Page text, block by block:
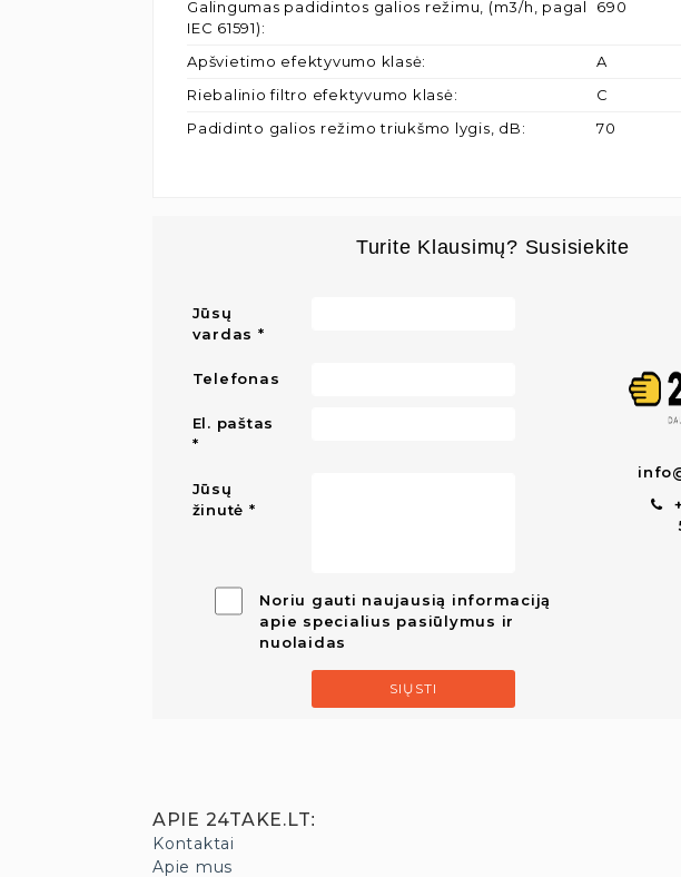
Galingumas padidintos galios režimu, (m3/h, pagal
IEC 61591):
690
Apšvietimo efektyvumo klasė:
A
Riebalinio filtro efektyvumo klasė:
C
Padidinto galios režimo triukšmo lygis, dB: 70
Turite Klausimų? Susisiekite
Jūsų
vardas
Telefonas
El. paštas
Jūsų
žinutė
Noriu gauti naujausią informaciją
apie specialius pasiūlymus ir
nuolaidas
SIŲSTI
APIE 24TAKE.LT:
Kontaktai
Apie mus